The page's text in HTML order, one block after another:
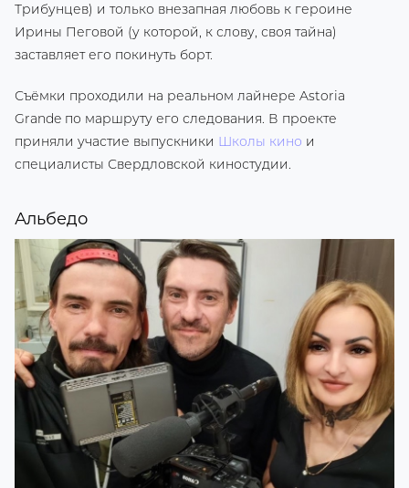
Трибунцев) и только внезапная любовь к героине
Ирины Пеговой (у которой, к слову, своя тайна)
заставляет его покинуть борт.
Съёмки проходили на реальном лайнере Astoria
Grande по маршруту его следования. В проекте
приняли участие выпускники Школы кино и
специалисты Свердловской киностудии.
Альбедо